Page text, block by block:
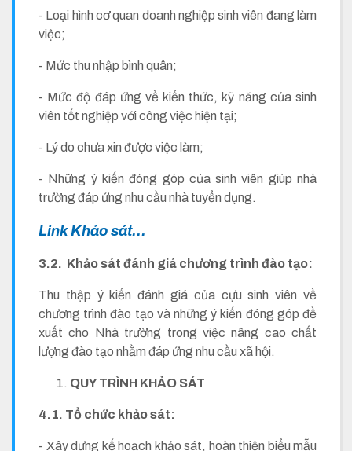
- Loại hình cơ quan doanh nghiệp sinh viên đang làm
việc;
- Mức thu nhập bình quân;
- Mức độ đáp ứng về kiến thức, kỹ năng của sinh
viên tốt nghiệp với công việc hiện tại;
- Lý do chưa xin được việc làm;
- Những ý kiến đóng góp của sinh viên giúp nhà
trường đáp ứng nhu cầu nhà tuyển dụng.
Link Khảo sát...
3.2. Khảo sát đánh giá chương trình đào tạo:
Thu thập ý kiến đánh giá của cựu sinh viên về
chương trình đào tạo và những ý kiến đóng góp đề
xuất cho Nhà trường trong việc nâng cao chất
lượng đào tạo nhằm đáp ứng nhu cầu xã hội.
QUY TRÌNH KHẢO SÁT
4.1. Tổ chức khảo sát:
- Xây dựng kế hoạch khảo sát, hoàn thiện biểu mẫu